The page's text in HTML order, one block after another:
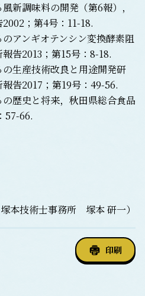
新調味料の開発（第6報），
；第4号：11-18.
アンギオテンシン変換酵素阻
告2013；第15号：8-18.
の生産技術改良と用途開発研
告2017；第19号：49-56.
の歴史と将来，秋田県総合食品
57-66.
塚本技術士事務所 塚本 研一）
印刷